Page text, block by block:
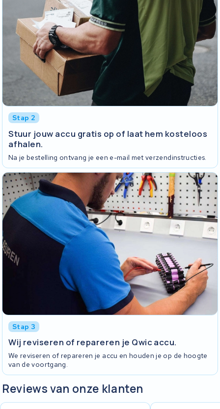
Stap 2
Stuur jouw accu gratis op of laat hem kosteloos
afhalen.
Na je bestelling ontvang je een e-mail met verzendinstructies.
Stap 3
Wij reviseren of repareren je Qwic accu.
We reviseren of repareren je accu en houden je op de hoogte
van de voortgang.
Reviews van onze klanten